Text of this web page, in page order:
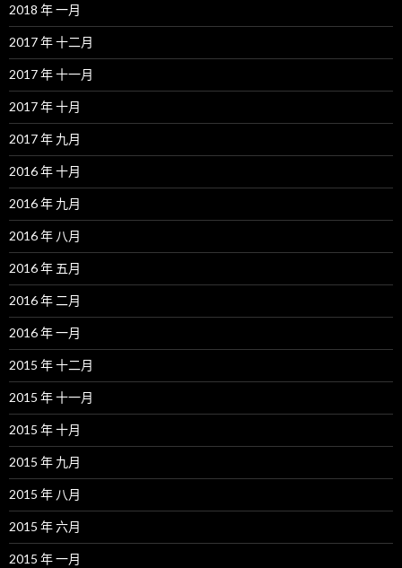
2018 年 一月
2017 年 十二月
2017 年 十一月
2017 年 十月
2017 年 九月
2016 年 十月
2016 年 九月
2016 年 八月
2016 年 五月
2016 年 二月
2016 年 一月
2015 年 十二月
2015 年 十一月
2015 年 十月
2015 年 九月
2015 年 八月
2015 年 六月
2015 年 一月